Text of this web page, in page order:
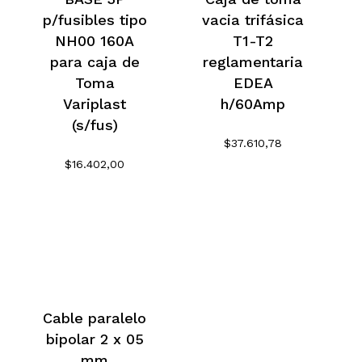
p/fusibles tipo
NH00 160A
para caja de
Toma
Variplast
(s/fus)
$16.402,00
vacia trifásica
T1-T2
reglamentaria
EDEA
h/60Amp
$37.610,78
Cable paralelo
bipolar 2 x 05